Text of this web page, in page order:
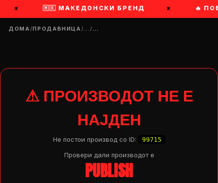
× 🇲🇰 МАКЕДОНСКИ БРЕНД × 🔥
ДОМА/ПРОДАВНИЦА/…/…
⚠ ПРОИЗВОДОТ НЕ Е
НАЈДЕН
Не постои производ со ID: 99715
Провери дали производот e
PUBLISH